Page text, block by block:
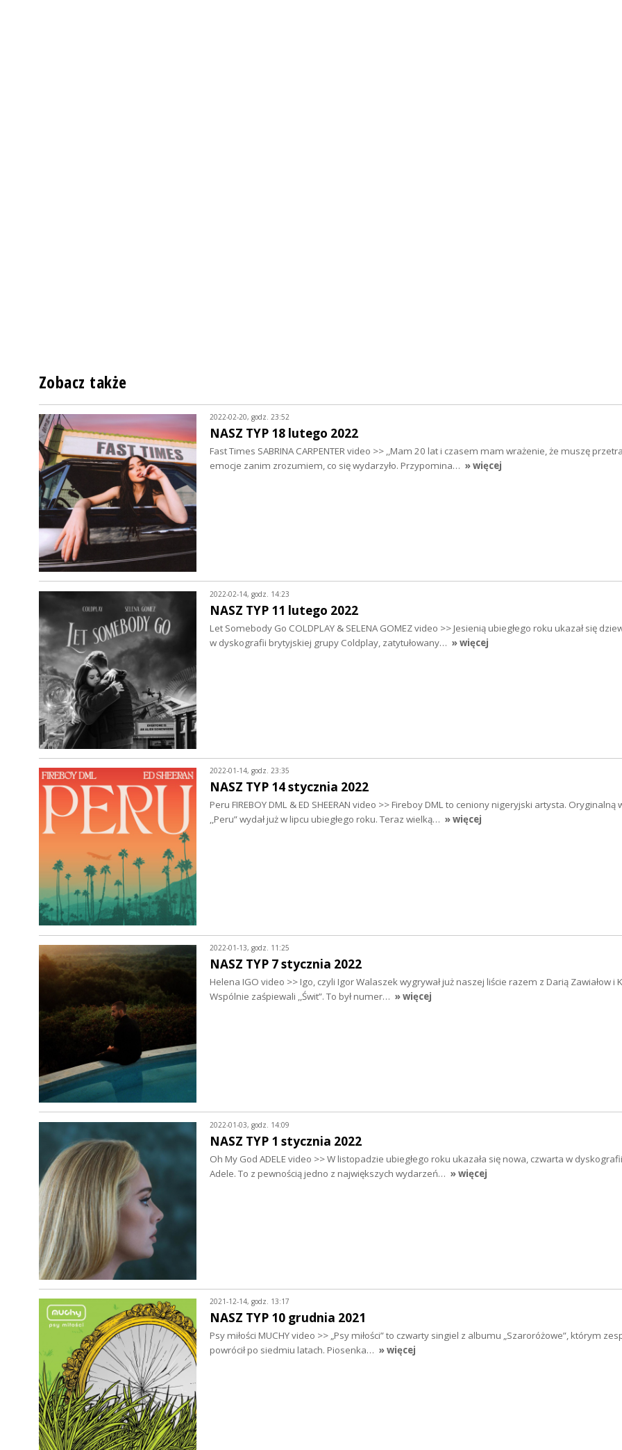
Zobacz także
2022-02-20, godz. 23:52
NASZ TYP 18 lutego 2022
Fast Times SABRINA CARPENTER video >> ,,Mam 20 lat i czasem mam wrażenie, że muszę
emocje zanim zrozumiem, co się wydarzyło. Przypomina… » więcej
2022-02-14, godz. 14:23
NASZ TYP 11 lutego 2022
Let Somebody Go COLDPLAY & SELENA GOMEZ video >> Jesienią ubiegłego roku ukazał się
w dyskografii brytyjskiej grupy Coldplay, zatytułowany… » więcej
2022-01-14, godz. 23:35
NASZ TYP 14 stycznia 2022
Peru FIREBOY DML & ED SHEERAN video >> Fireboy DML to ceniony nigeryjski artysta. Oryginalną
,,Peru” wydał już w lipcu ubiegłego roku. Teraz wielką… » więcej
2022-01-13, godz. 11:25
NASZ TYP 7 stycznia 2022
Helena IGO video >> Igo, czyli Igor Walaszek wygrywał już naszej liście razem z Darią Zawiałow i
Wspólnie zaśpiewali ,,Świt”. To był numer… » więcej
2022-01-03, godz. 14:09
NASZ TYP 1 stycznia 2022
Oh My God ADELE video >> W listopadzie ubiegłego roku ukazała się nowa, czwarta w
Adele. To z pewnością jedno z największych wydarzeń… » więcej
2021-12-14, godz. 13:17
NASZ TYP 10 grudnia 2021
Psy miłości MUCHY video >> „Psy miłości” to czwarty singiel z albumu „Szaroróżowe”, którym
powrócił po siedmiu latach. Piosenka… » więcej